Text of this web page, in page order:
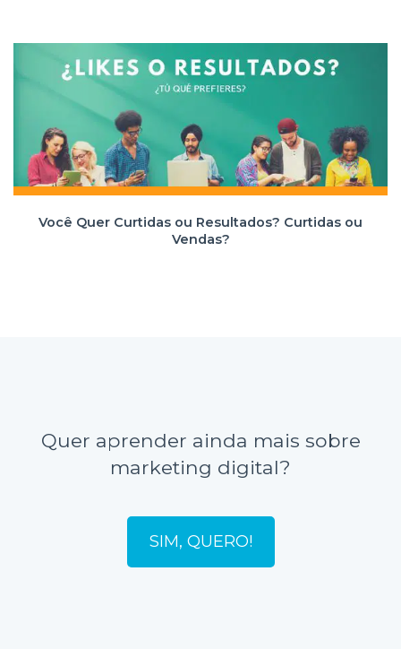
Você Quer Curtidas ou Resultados? Curtidas ou
Vendas?
Quer aprender ainda mais sobre
marketing digital?
SIM, QUERO!